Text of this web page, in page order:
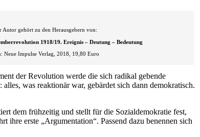
Autor gehört zu den Herausgebern von:
1918/19. Ereignis – Deutung – Bedeutung
Neue Impulse Verlag, 2018, 19,80 Euro
der Revolution werde die sich radikal gebende
was reaktionär war, gebärdet sich dann demokratisch.
dem frühzeitig und stellt für die Sozialdemokratie fest,
erste „Argumentation“. Passend dazu benennen sich